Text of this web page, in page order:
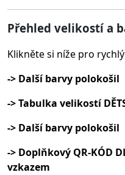
Přehled velikostí a
Klikněte si níže pro
-> Další barvy polokošil
-> Tabulka velikostí
-> Další barvy polokošil
-> Doplňkový QR-KÓD
vzkazem